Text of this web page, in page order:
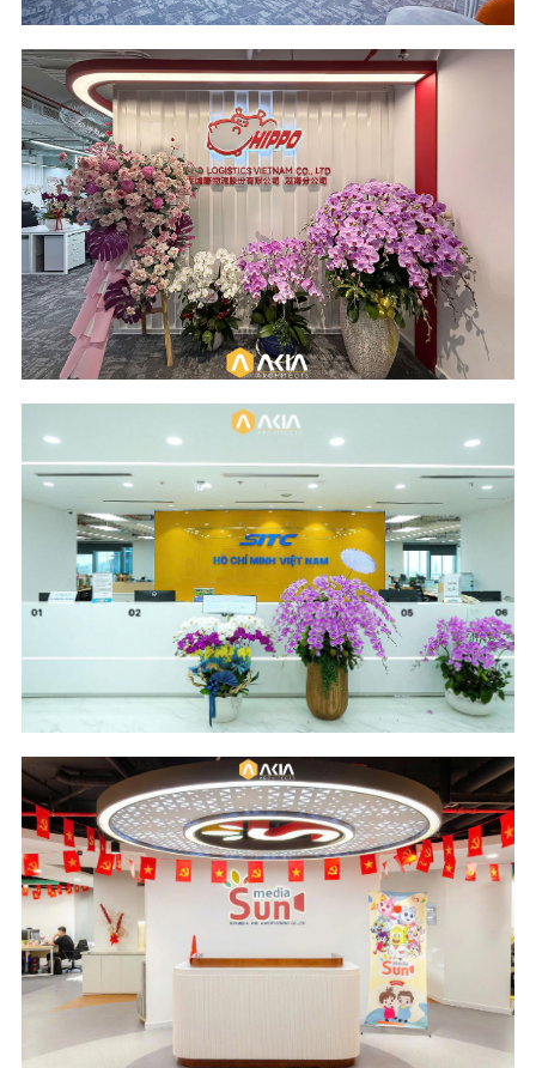
Scope of Work
Design and Build
114 m2 - 2026
Location
Wings Tower - HCM
City
Industry
Logistics
Scope of Work
Design and Build
Area & Year
817 m2 - 2025
Location
The METT Building -
HCM City
Industry
Logistics
Scope of Work
Design & Build
Area & Year
600 m2 - 2024
Location
Cantavil Hoan Cau
Building - HCM City
Industry
Media and
Advertising